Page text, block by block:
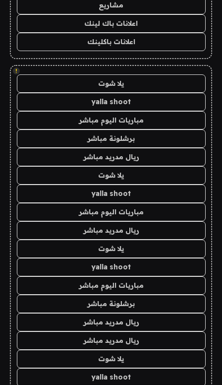
مشاريع
اعلانات باك لينك
اعلانات باكلينك
!
يلا شوت
yalla shoot
مباريات اليوم مباشر
برشلونة مباشر
ريال مدريد مباشر
يلا شوت
yalla shoot
مباريات اليوم مباشر
ريال مدريد مباشر
يلا شوت
yalla shoot
مباريات اليوم مباشر
برشلونة مباشر
ريال مدريد مباشر
ريال مدريد مباشر
يلا شوت
yalla shoot